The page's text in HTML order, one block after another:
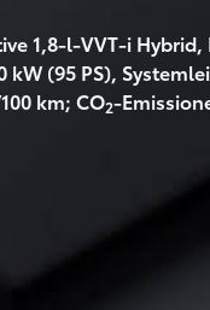
1,8-l-VVT-i
(95 PS),
km; CO2-